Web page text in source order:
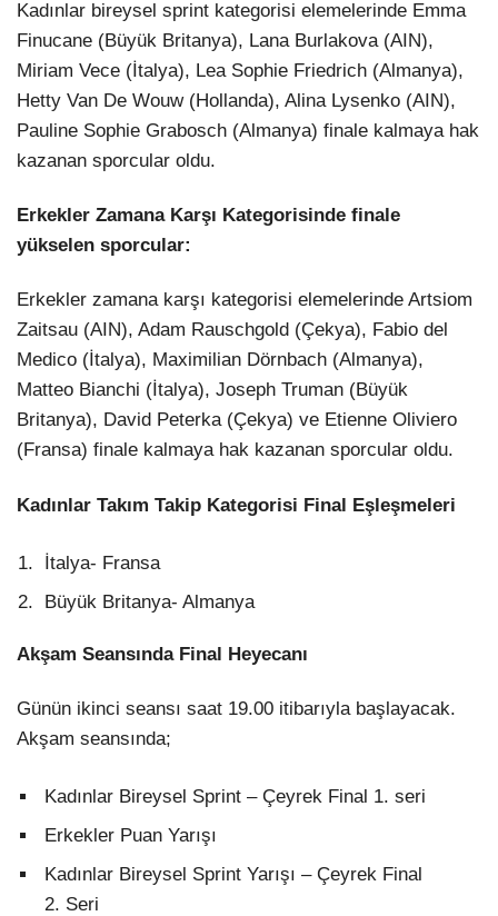
Kadınlar bireysel sprint kategorisi elemelerinde Emma
Finucane (Büyük Britanya), Lana Burlakova (AIN),
Miriam Vece (İtalya), Lea Sophie Friedrich (Almanya),
Hetty Van De Wouw (Hollanda), Alina Lysenko (AIN),
Pauline Sophie Grabosch (Almanya) finale kalmaya hak
kazanan sporcular oldu.
Erkekler Zamana Karşı Kategorisinde finale
yükselen sporcular:
Erkekler zamana karşı kategorisi elemelerinde Artsiom
Zaitsau (AIN), Adam Rauschgold (Çekya), Fabio del
Medico (İtalya), Maximilian Dörnbach (Almanya),
Matteo Bianchi (İtalya), Joseph Truman (Büyük
Britanya), David Peterka (Çekya) ve Etienne Oliviero
(Fransa) finale kalmaya hak kazanan sporcular oldu.
Kadınlar Takım Takip Kategorisi Final Eşleşmeleri
İtalya- Fransa
Büyük Britanya- Almanya
Akşam Seansında Final Heyecanı
Günün ikinci seansı saat 19.00 itibarıyla başlayacak.
Akşam seansında;
Kadınlar Bireysel Sprint – Çeyrek Final 1. seri
Erkekler Puan Yarışı
Kadınlar Bireysel Sprint Yarışı – Çeyrek Final
2. Seri